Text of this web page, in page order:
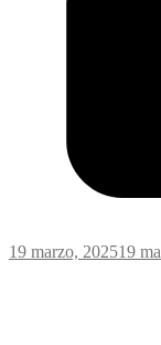
19 marzo, 202519